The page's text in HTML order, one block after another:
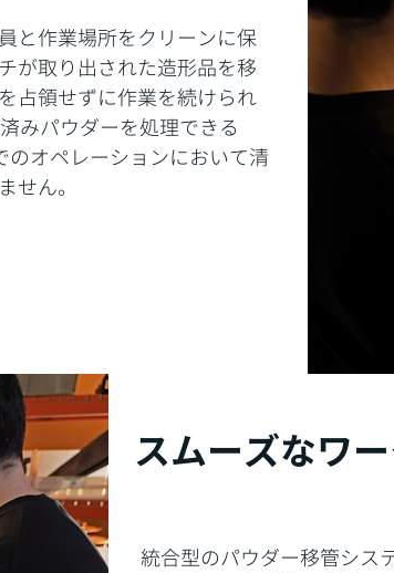
と作業場所をクリーンに保
が取り出された造形品を移
占領せずに作業を続けられ
みパウダーを処理できる
のオペレーションにおいて清
せん。
スムーズなワ
統合型のパウダー移管シス